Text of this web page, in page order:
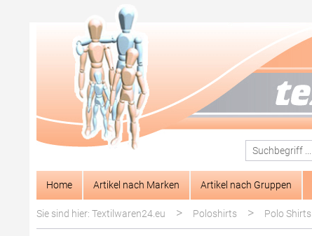
Zur Hauptnavigation springen
Home Artikel nach Marken Artikel nach Gruppen
Sie sind hier: Textilwaren24.eu > Poloshirts > Polo Shirts